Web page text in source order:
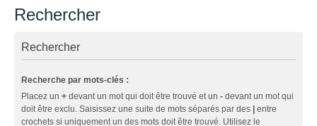
Rechercher
Rechercher
Recherche par mots-clés :
Placez un + devant un mot qui doit être trouvé et un - devant un mot qui
doit être exclu. Saisissez une suite de mots séparés par des
entre
crochets si uniquement un des mots doit être trouvé. Utilisez le